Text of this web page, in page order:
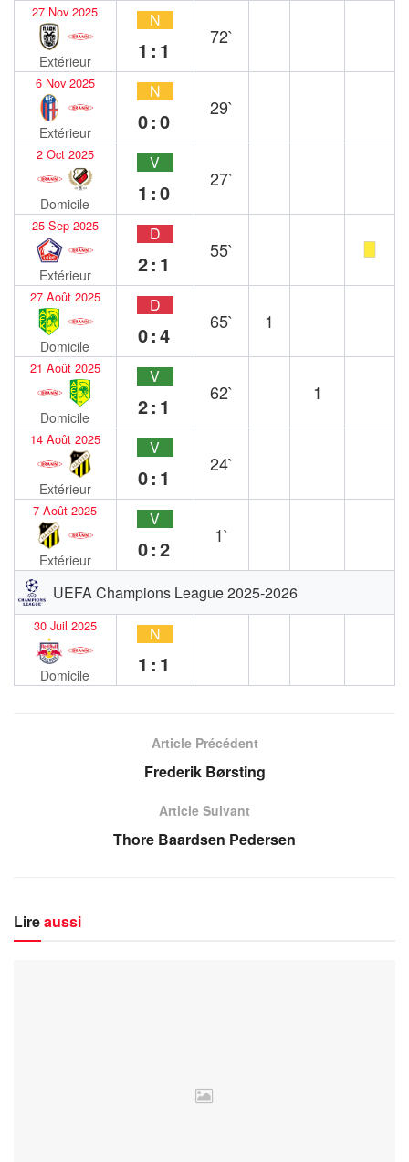
27 Nov 2025
Extérieur
N
1:1
72`
6 Nov 2025
Extérieur
N
0:0
29`
2 Oct 2025
Domicile
V
1:0
27`
25 Sep 2025
Extérieur
D
2:1
55`
27 Août 2025
Domicile
D
0:4
65` 1
21 Août 2025
Domicile
V
2:1
62` 1
14 Août 2025
Extérieur
V
0:1
24`
7 Août 2025
Extérieur
V
0:2
1`
UEFA Champions League 2025-2026
30 Juil 2025
Domicile
N
1:1
Article Précédent
Frederik Børsting
Article Suivant
Thore Baardsen Pedersen
Lireaussi